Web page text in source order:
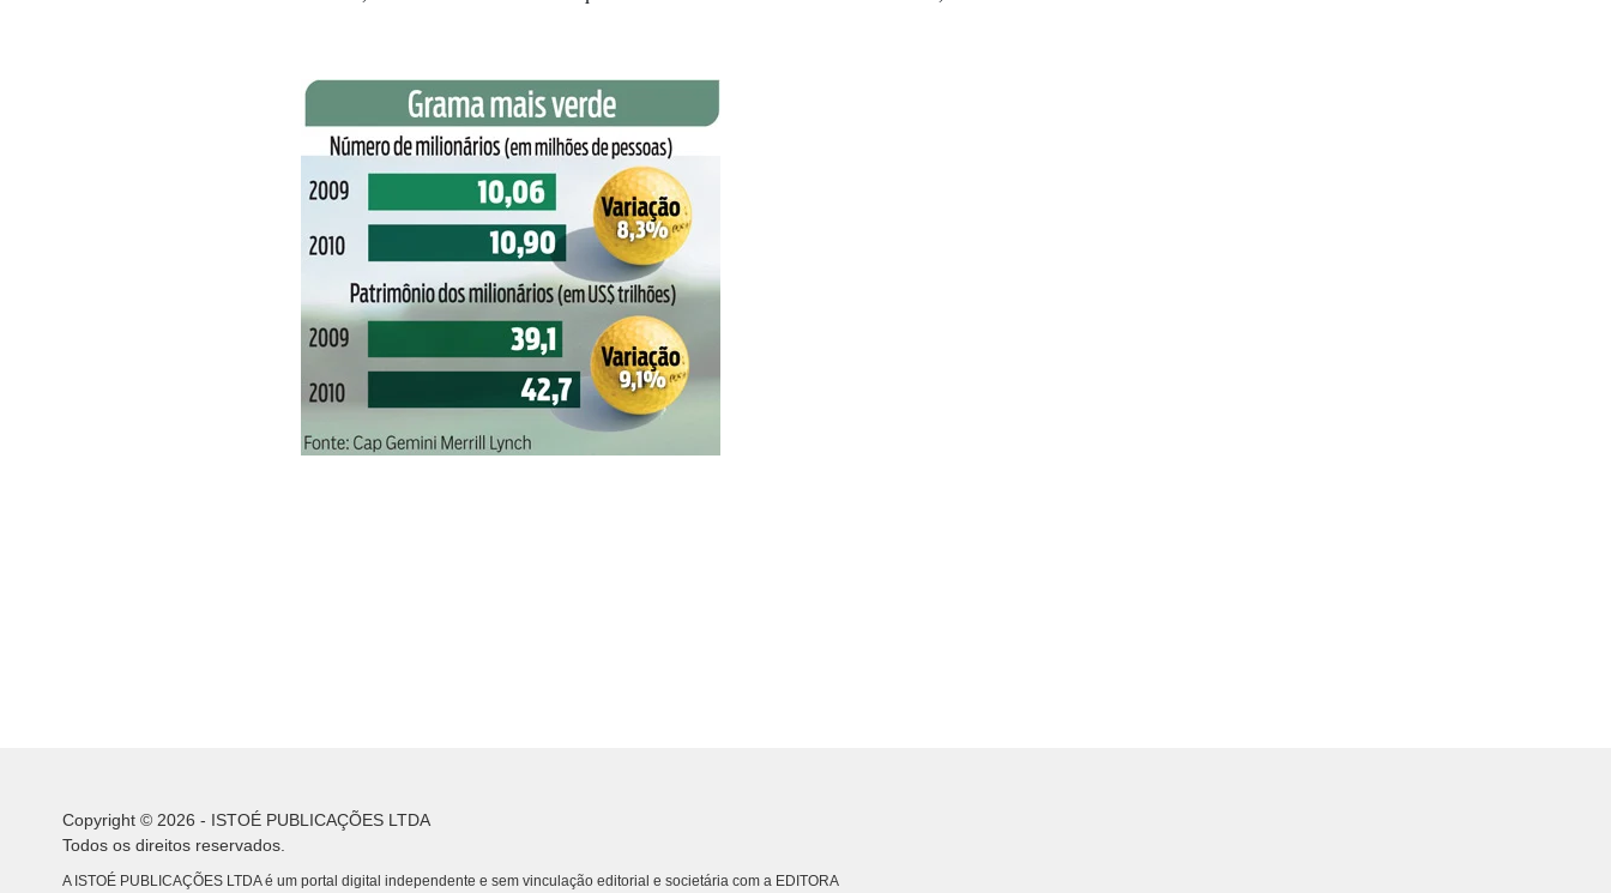
Copyright © 2026 - ISTOÉ PUBLICAÇÕES LTDA
Todos os direitos reservados.
A ISTOÉ PUBLICAÇÕES LTDA é um portal digital independente e sem vinculação editorial e societária com a EDITORA